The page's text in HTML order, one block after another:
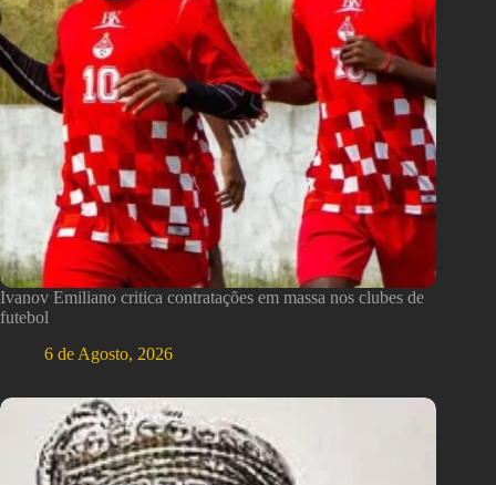
Ivanov Emiliano critica contratações em massa nos clubes de
futebol
6 de Agosto, 2026